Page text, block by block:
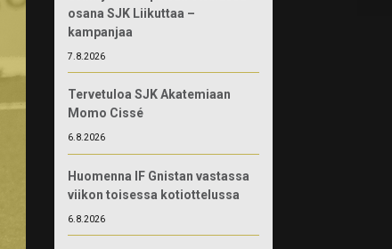
osana SJK Liikuttaa –
kampanjaa
7.8.2026
Tervetuloa SJK Akatemiaan
Momo Cissé
6.8.2026
Huomenna IF Gnistan vastassa
viikon toisessa kotiottelussa
6.8.2026